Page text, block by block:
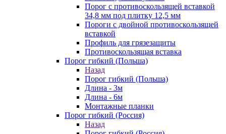
Порог с противоскользящей вставкой
34,8 мм под плитку 12,5 мм
Пороги с двойной противоскользящей
вставкой
Профиль для грязезащиты
Противоскользящая вставка
Порог гибкий (Польша)
Назад
Порог гибкий (Польша)
Длина - 3м
Длина - 6м
Монтажные планки
Порог гибкий (Россия)
Назад